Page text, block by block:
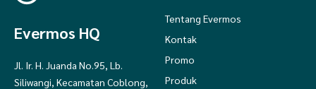
Evermos HQ
Jl. Ir. H. Juanda No.95, Lb.
Siliwangi, Kecamatan Coblong,
Tentang Evermos
Kontak
Promo
Produk